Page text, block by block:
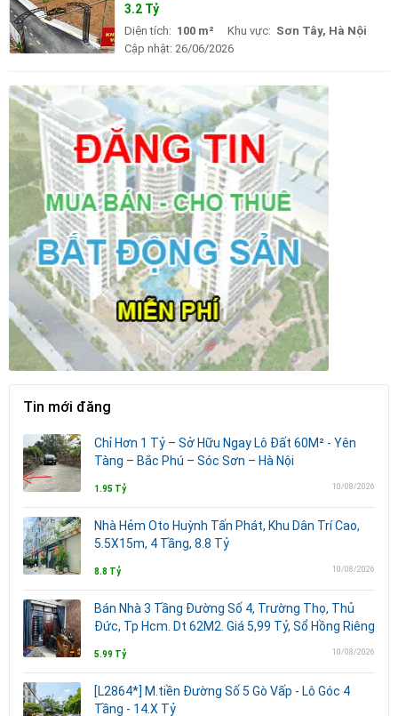
3.2 Tỷ
Diện tích: 100 m² Khu vực: Sơn Tây, Hà Nội
Cập nhật: 26/06/2026
Tin mới đăng
Chỉ Hơn 1 Tỷ – Sở Hữu Ngay Lô Đất 60M² - Yên
Tàng – Bắc Phú – Sóc Sơn – Hà Nội
1.95 Tỷ 10/08/2026
Nhà Hẻm Oto Huỳnh Tấn Phát, Khu Dân Trí Cao,
5.5X15m, 4 Tầng, 8.8 Tỷ
8.8 Tỷ 10/08/2026
Bán Nhà 3 Tầng Đường Số 4, Trường Thọ, Thủ
Đức, Tp Hcm. Dt 62M2. Giá 5,99 Tỷ, Sổ Hồng Riêng
5.99 Tỷ 10/08/2026
[L2864*] M.tiền Đường Số 5 Gò Vấp - Lô Góc 4
Tầng - 14.X Tỷ